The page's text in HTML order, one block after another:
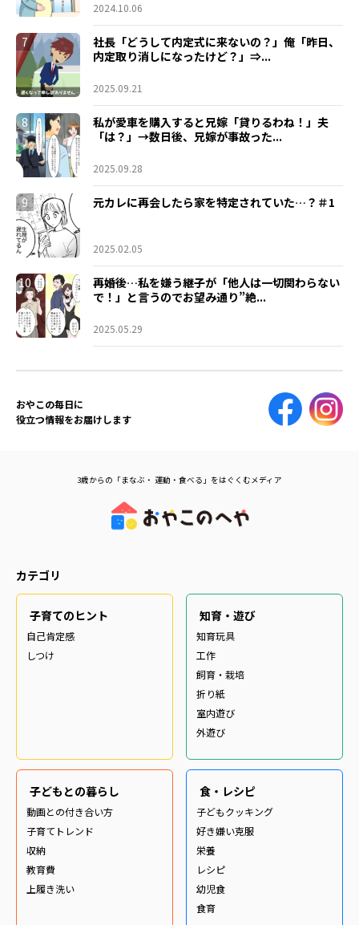
2024.10.06
7
社長「どうして内定式に来ないの？」俺「昨日、
内定取り消しになったけど？」⇒...
2025.09.21
8
私が愛車を購入すると兄嫁「貸りるわね！」夫
「は？」→数日後、兄嫁が事故った...
2025.09.28
9 元カレに再会したら家を特定されていた…？＃1
2025.02.05
10
再婚後…私を嫌う継子が「他人は一切関わらない
で！」と言うのでお望み通り”絶...
2025.05.29
おやこの毎日に
役立つ情報をお届けします
3歳からの「まなぶ・ 運動・食べる」をはぐくむメディア
カテゴリ
子育てのヒント
自己肯定感
しつけ
知育・遊び
知育玩具
工作
飼育・栽培
折り紙
室内遊び
外遊び
子どもとの暮らし
動画との付き合い方
子育てトレンド
収納
教育費
上履き洗い
食・レシピ
子どもクッキング
好き嫌い克服
栄養
レシピ
幼児食
食育